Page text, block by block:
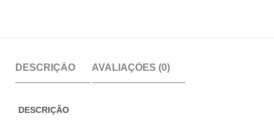
DESCRIÇÃO AVALIAÇÕES (0)
DESCRIÇÃO